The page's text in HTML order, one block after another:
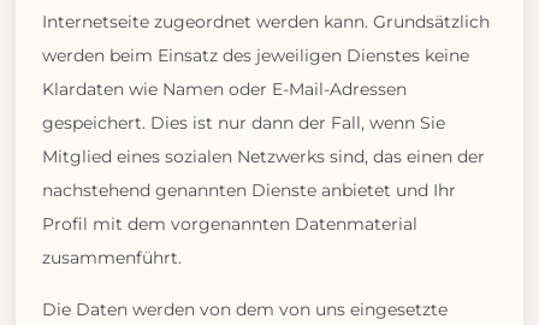
Internetseite zugeordnet werden kann. Grundsätzlich
werden beim Einsatz des jeweiligen Dienstes keine
Klardaten wie Namen oder E-Mail-Adressen
gespeichert. Dies ist nur dann der Fall, wenn Sie
Mitglied eines sozialen Netzwerks sind, das einen der
nachstehend genannten Dienste anbietet und Ihr
Profil mit dem vorgenannten Datenmaterial
zusammenführt.
Die Daten werden von dem von uns eingesetzte